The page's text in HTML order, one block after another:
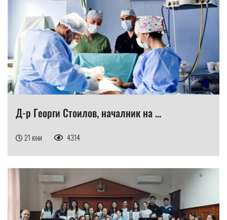
Д-р Георги Стоилов, началник на ...
21 юни 4314